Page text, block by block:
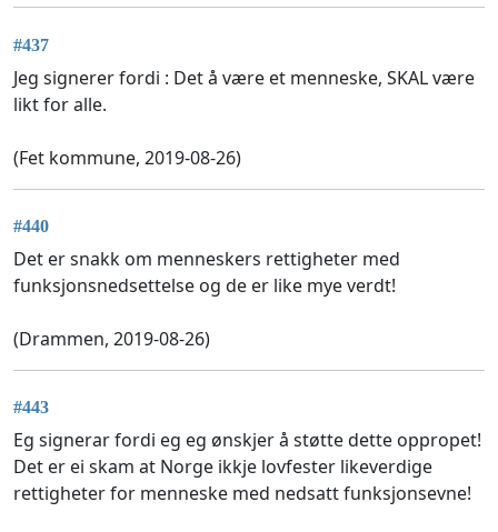
#437
Jeg signerer fordi : Det å være et menneske, SKAL være
likt for alle.
(Fet kommune, 2019-08-26)
#440
Det er snakk om menneskers rettigheter med
funksjonsnedsettelse og de er like mye verdt!
(Drammen, 2019-08-26)
#443
Eg signerar fordi eg eg ønskjer å støtte dette oppropet!
Det er ei skam at Norge ikkje lovfester likeverdige
rettigheter for menneske med nedsatt funksjonsevne!